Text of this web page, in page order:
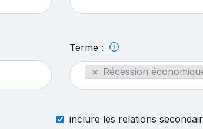
Terme :
× Récession
inclure les relations